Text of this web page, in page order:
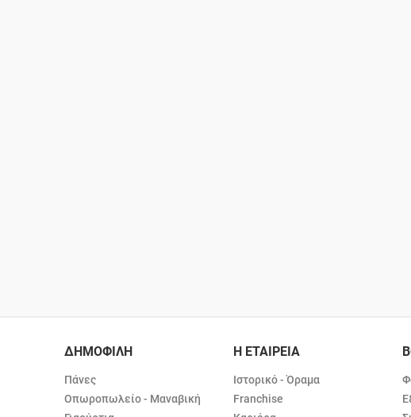
ΔΗΜΟΦΙΛΗ
Πάνες
Οπωροπωλείο - Μαναβική
Η ΕΤΑΙΡΕΙΑ
Ιστορικό - Όραμα
Franchise